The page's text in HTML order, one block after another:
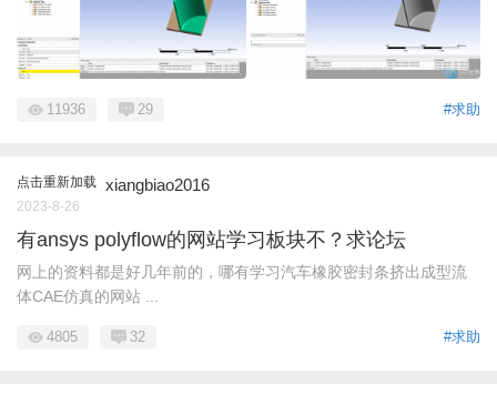
#求助
11936 29
点击重新加载 xiangbiao2016
2023-8-26
有ansys polyflow的网站学习板块不？求论坛
网上的资料都是好几年前的，哪有学习汽车橡胶密封条挤出成型流
体CAE仿真的网站 ...
#求助
4805 32